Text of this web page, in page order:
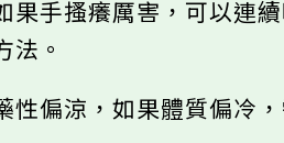
果手搔癢厲害，可以連
。
性偏涼，如果體質偏冷